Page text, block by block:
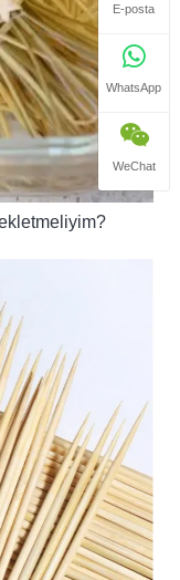
E-posta
WhatsApp
WeChat